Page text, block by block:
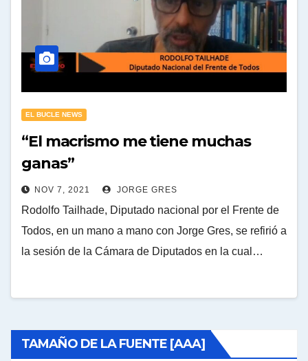
EL BUCLE NEWS
“El macrismo me tiene muchas
ganas”
NOV 7, 2021 JORGE GRES
Rodolfo Tailhade, Diputado nacional por el Frente de
Todos, en un mano a mano con Jorge Gres, se refirió a
la sesión de la Cámara de Diputados en la cual…
TAMAÑO DE LA FUENTE [AAA]